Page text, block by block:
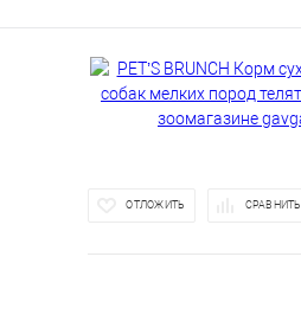
ОТЛОЖИТЬ СРАВНИТЬ